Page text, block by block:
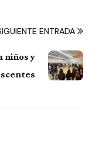
ENTRADA
niños y